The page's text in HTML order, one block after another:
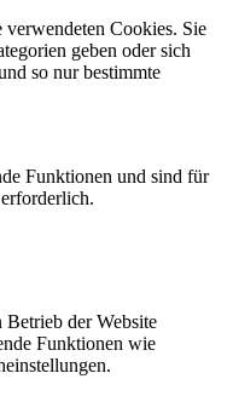
Cookies. Sie
geben oder sich
so nur bestimmte
Funktionen und sind für
Betrieb der Website
Funktionen wie